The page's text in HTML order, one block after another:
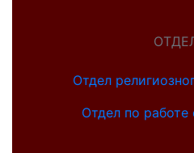
Отдел
Отдел по